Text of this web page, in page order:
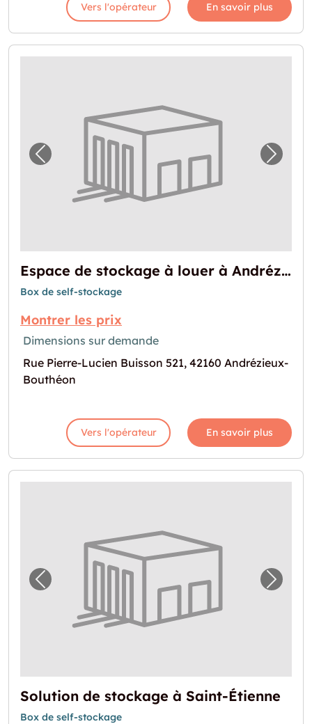
Vers l'opérateur En savoir plus
Image précédente pour "Espace de
Espace de stockage à louer à Andrézieux-Bouthéon
Box de self-stockage
Montrer les prix
Dimensions sur demande
Rue Pierre-Lucien Buisson 521, 42160 Andrézieux-
Bouthéon
Vers l'opérateur En savoir plus
Image précédente pour "Solution de
Solution de stockage à Saint-Étienne
Box de self-stockage